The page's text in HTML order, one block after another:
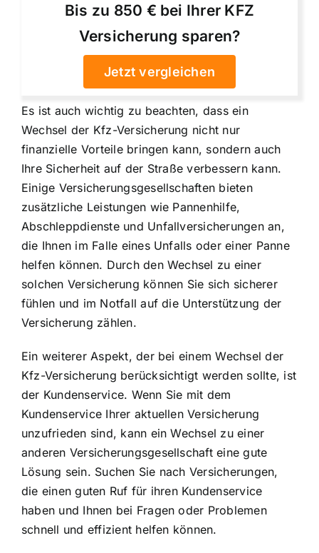
Bis zu 850 € bei Ihrer KFZ
Versicherung sparen?
Jetzt vergleichen
Es ist auch wichtig zu beachten, dass ein
Wechsel der Kfz-Versicherung nicht nur
finanzielle Vorteile bringen kann, sondern auch
Ihre Sicherheit auf der Straße verbessernkann.
Einige Versicherungsgesellschaften bieten
zusätzliche Leistungen wie Pannenhilfe,
Abschleppdienste und Unfallversicherungen an,
die Ihnen im Falle eines Unfalls oder einer Panne
helfen können. Durch den Wechsel zu einer
solchen Versicherung können Sie sich sicherer
fühlen und im Notfall auf die Unterstützung der
Versicherung zählen.
Ein weiterer Aspekt, der bei einem Wechsel der
Kfz-Versicherung berücksichtigt werden sollte, ist
der Kundenservice. Wenn Sie mit dem
Kundenservice Ihrer aktuellen Versicherung
unzufrieden sind, kann ein Wechsel zu einer
anderen Versicherungsgesellschaft eine gute
Lösung sein. Suchen Sie nach Versicherungen,
die einenguten Ruf für ihren Kundenservice
haben und Ihnen bei Fragen oder Problemen
schnell und effizient helfen können.